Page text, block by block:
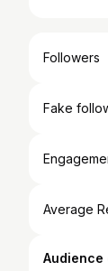
Followers
Fake
Average
Audience